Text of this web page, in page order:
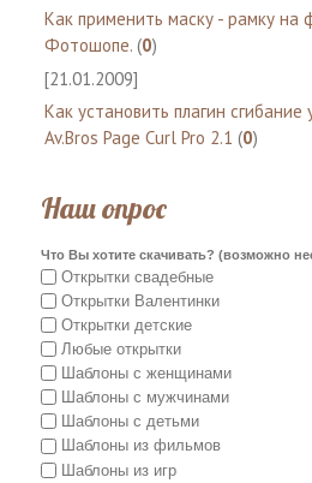
Как применить маску - рамку на
Фотошопе. (0)
[21.01.2009]
Как установить плагин
Av.Bros Page Curl Pro 2.1 (0)
Наш опрос
Что Вы хотите скачивать? (возможно
Открытки свадебные
Открытки Валентинки
Открытки детские
Любые открытки
Шаблоны с женщинами
Шаблоны с мужчинами
Шаблоны с детьми
Шаблоны из фильмов
Шаблоны из игр